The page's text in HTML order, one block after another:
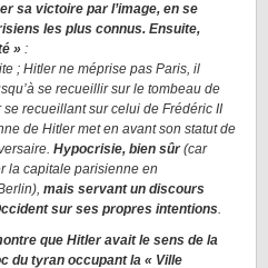
sa victoire par l’image, en se
les plus connus. Ensuite,
» :
; Hitler ne méprise pas Paris, il
se recueillir sur le tombeau de
recueillant sur celui de Frédéric II
de Hitler met en avant son statut de
Hypocrisie, bien sûr(car
la capitale parisienne en
mais servant un discours
sur ses propres intentions.
que Hitler avait le sens de la
du tyran occupant la « Ville